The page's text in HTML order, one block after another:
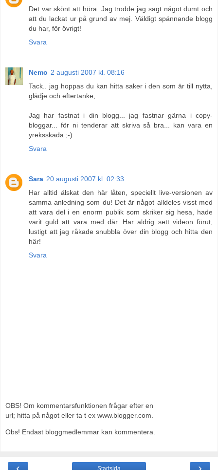
Det var skönt att höra. Jag trodde jag sagt något dumt och
att du lackat ur på grund av mej. Väldigt spännande blogg
du har, för övrigt!
Svara
Nemo 2 augusti 2007 kl. 08:16
Tack.. jag hoppas du kan hitta saker i den som är till nytta,
glädje och eftertanke,
Jag har fastnat i din blogg... jag fastnar gärna i copy-
bloggar... för ni tenderar att skriva så bra... kan vara en
yreksskada ;-)
Svara
Sara 20 augusti 2007 kl. 02:33
Har alltid älskat den här låten, speciellt live-versionen av
samma anledning som du! Det är något alldeles visst med
att vara del i en enorm publik som skriker sig hesa, hade
varit guld att vara med där. Har aldrig sett videon förut,
lustigt att jag råkade snubbla över din blogg och hitta den
här!
Svara
OBS! Om kommentarsfunktionen frågar efter en
url; hitta på något eller ta t ex www.blogger.com.
Obs! Endast bloggmedlemmar kan kommentera.
Startsida